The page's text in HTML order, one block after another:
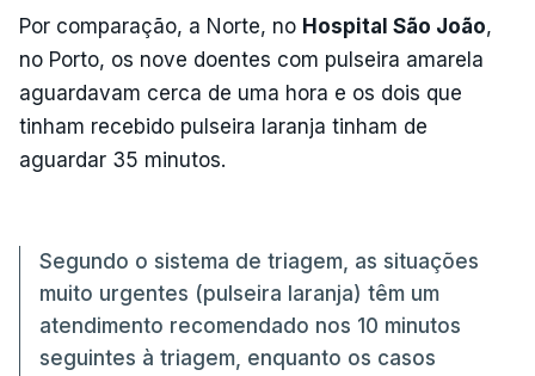
Por comparação, a Norte, no Hospital São João,
no Porto, os nove doentes com pulseira amarela
aguardavam cerca de uma hora e os dois que
tinham recebido pulseira laranja tinham de
aguardar 35 minutos.
Segundo o sistema de triagem, as situações
muito urgentes (pulseira laranja) têm um
atendimento recomendado nos 10 minutos
seguintes à triagem, enquanto os casos